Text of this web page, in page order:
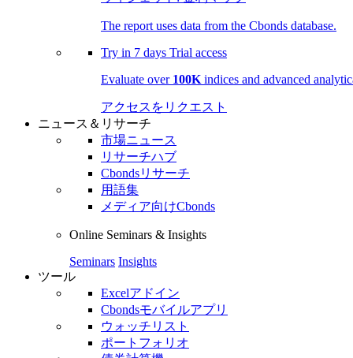
The report uses data from the Cbonds database.
Try in 7 days Trial access
Evaluate over 100K indices and advanced
アクセスをリクエスト
ニュース＆リサーチ
市場ニュース
リサーチハブ
Cbondsリサーチ
用語集
メディア向けCbonds
Online Seminars & Insights
Seminars Insights
ツール
Excelアドイン
Cbondsモバイルアプリ
ウォッチリスト
ポートフォリオ